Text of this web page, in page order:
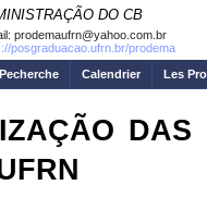
DO CB
prodemaufrn@yahoo.com.br
posgraduacao.ufrn.br/prodema
Calendrier Les
DAS